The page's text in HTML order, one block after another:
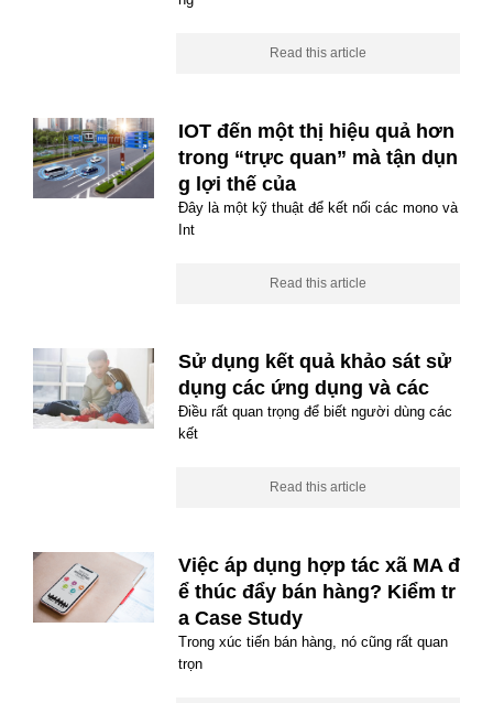
Read this article
IOT đến một thị hiệu quả hơn
trong “trực quan” mà tận dụn
g lợi thế của
Đây là một kỹ thuật để kết nối các mono và
Int
Read this article
Sử dụng kết quả khảo sát sử
dụng các ứng dụng và các
Điều rất quan trọng để biết người dùng các
kết
Read this article
Việc áp dụng hợp tác xã MA đ
ể thúc đẩy bán hàng? Kiểm tr
a Case Study
Trong xúc tiến bán hàng, nó cũng rất quan
trọn